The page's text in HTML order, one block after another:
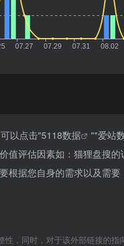
以点击"5118数据 ""爱站
值评估因素如：猫狸盘搜
根据您自身的需求以及需
，同时，对于该外部链接的指